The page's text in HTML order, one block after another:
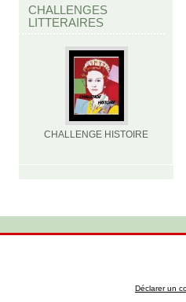
CHALLENGES
LITTERAIRES
CHALLENGE HISTOIRE
Déclarer un